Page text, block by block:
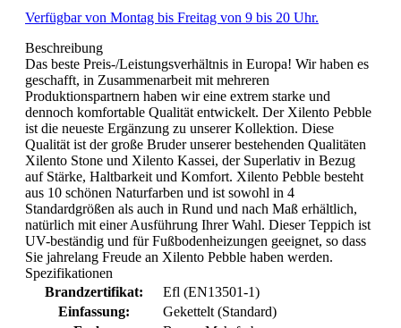
Verfügbar von Montag bis Freitag von 9 bis 20 Uhr.
Beschreibung
Das beste Preis-/Leistungsverhältnis in Europa! Wir haben es
geschafft, in Zusammenarbeit mit mehreren
Produktionspartnern haben wir eine extrem starke und
dennoch komfortable Qualität entwickelt. Der Xilento Pebble
ist die neueste Ergänzung zu unserer Kollektion. Diese
Qualität ist der große Bruder unserer bestehenden Qualitäten
Xilento Stone und Xilento Kassei, der Superlativ in Bezug
auf Stärke, Haltbarkeit und Komfort. Xilento Pebble besteht
aus 10 schönen Naturfarben und ist sowohl in 4
Standardgrößen als auch in Rund und nach Maß erhältlich,
natürlich mit einer Ausführung Ihrer Wahl. Dieser Teppich ist
UV-beständig und für Fußbodenheizungen geeignet, so dass
Sie jahrelang Freude an Xilento Pebble haben werden.
Spezifikationen
Brandzertifikat:
Efl (EN13501-1)
Einfassung:
Gekettelt (Standard)